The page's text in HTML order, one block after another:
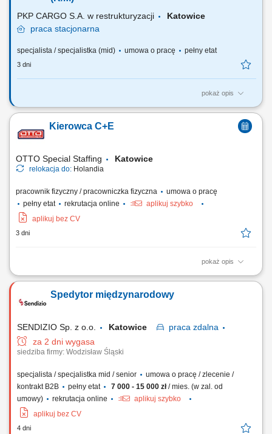
PKP CARGO S.A. w restrukturyzacji
Katowice
praca stacjonarna
specjalista / specjalistka (mid) umowa o pracę pełny etat
3 dni
pokaż opis
Wyzwania jakie na Ciebie czekają: Składanie wniosków do zarządcy
przewoźnikami zagranicznymi/ zarządcami infrastruktury w zakresie
obsługi pociągów poza granicami kraju Monitoring pociągów w
Kierowca C+E
OTTO Special Staffing Katowice
relokacja do: Holandia
pracownik fizyczny / pracowniczka fizyczna
umowa o pracę
pełny etat
rekrutacja online
aplikuj szybko
aplikuj bez CV
3 dni
pokaż opis
Jako kierowca C+E odpowiada Pan/Pani za bezpieczną, efektywną i
wykorzystaniem ciągników siodłowych z naczepami oraz zestawów
pojazdów, zgodnie z obowiązującymi przepisami prawa, umowami z
Spedytor międzynarodowy
SENDIZIO Sp. z o.o. Katowice praca zdalna
za 2 dni wygasa
siedziba firmy: Wodzisław Śląski
specjalista / specjalistka mid / senior
umowa o pracę / zlecenie /
kontrakt B2B
pełny etat 7 000 - 15 000 zł/ mies. (w zal. od
umowy)
rekrutacja online
aplikuj szybko
aplikuj bez CV
4 dni